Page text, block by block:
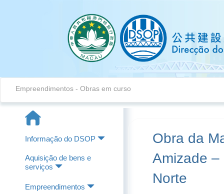
Empreendimentos - Obras em curso
Informação do DSOP
Aquisição de bens e
serviços
Empreendimentos
Obra da
Amizade –
Norte